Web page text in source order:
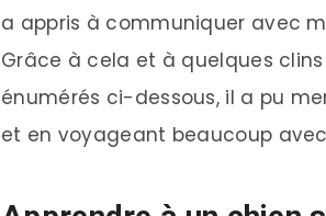
a appris à communiquer avec
Grâce à cela et à quelques
énumérés ci-dessous, il a pu
et en voyageant beaucoup